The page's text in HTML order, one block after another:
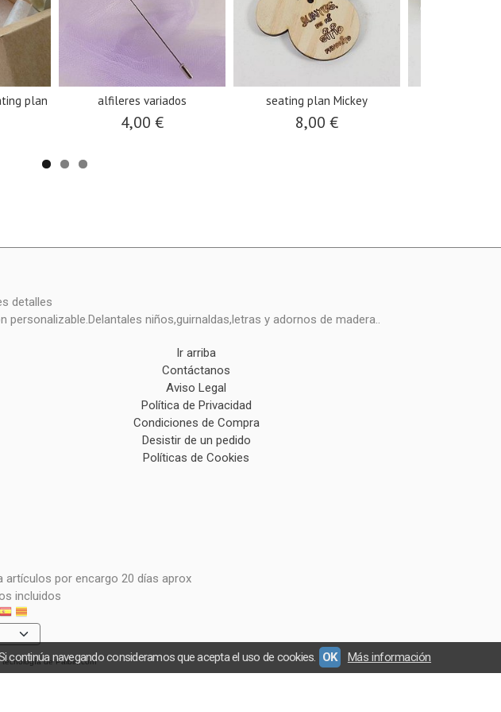
plan alfileres variados
4,00 €
seating plan Mickey
8,00 €
detalles
niños,guirnaldas,letras y adornos de madera..
Ir arriba
Contáctanos
Aviso Legal
Política de Privacidad
Condiciones de Compra
Desistir de un pedido
Políticas de Cookies
artículos por encargo 20 días aprox
incluidos
de Palbin.com
continúa navegando consideramos que acepta el uso de cookies. OK Más información